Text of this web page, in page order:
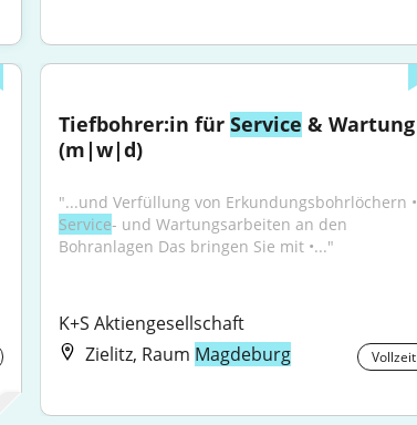
Tiefbohrer:in für Service & Wartung
(m|w|d)
Service- und Wartungsarbeiten an den
Bohranlagen Das bringen Sie mit •..."
K+S Aktiengesellschaft
Zielitz, Raum Magdeburg Vollzeit